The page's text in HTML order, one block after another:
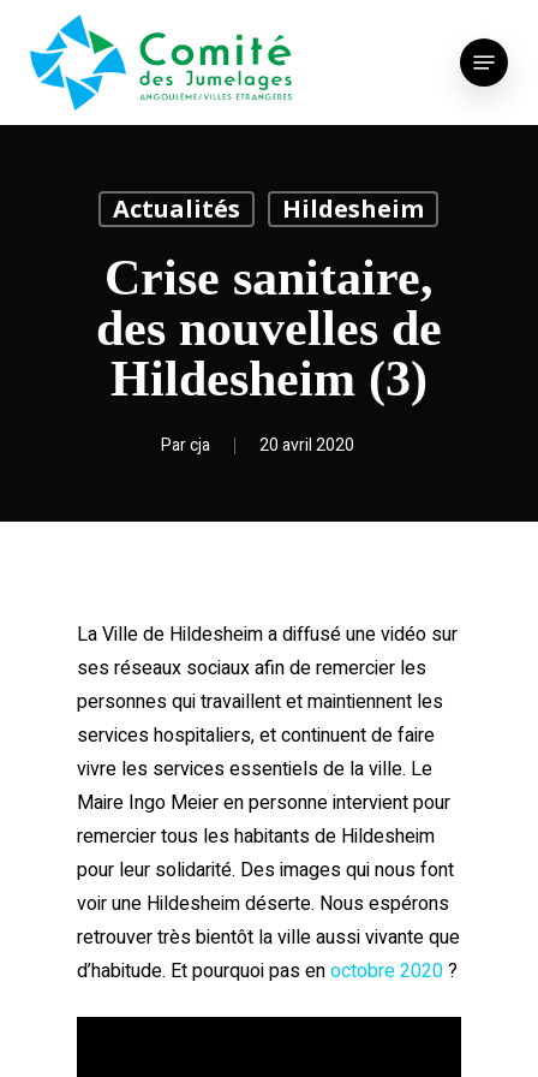
main
Menu
Actualités Hildesheim
Crise sanitaire,
des nouvelles de
Hildesheim (3)
Parcja 20 avril 2020
La Ville de Hildesheim a diffusé une vidéo sur
ses réseaux sociaux afin de remercier les
personnes qui travaillent et maintiennent les
services hospitaliers, et continuent de faire
vivre les services essentiels de la ville. Le
Maire Ingo Meier en personne intervient pour
remercier tous les habitants de Hildesheim
pour leur solidarité. Des images qui nous font
voir une Hildesheim déserte. Nous espérons
retrouver très bientôt la ville aussi vivante que
d’habitude. Et pourquoi pas enoctobre 2020?